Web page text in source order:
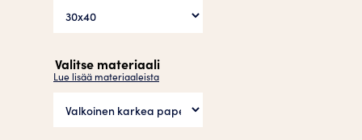
Valitse materiaali
Lue lisää materiaaleista